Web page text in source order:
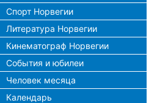
Спорт Норвегии
Литература Норвегии
Кинематограф Норвегии
События и юбилеи
Человек месяца
Календарь